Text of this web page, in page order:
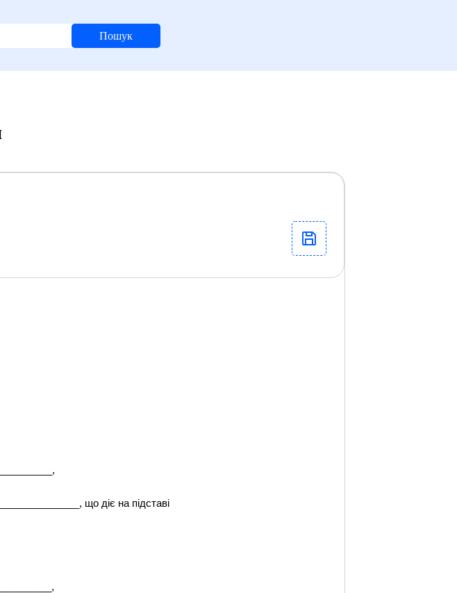
Пошук
що діє на підставі